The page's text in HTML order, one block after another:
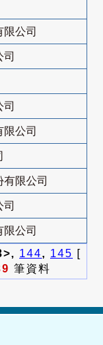
公司
公司
限公司
公司
144, 145 [
筆資料